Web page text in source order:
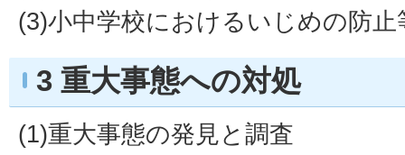
(3)小中学校におけるいじめの防
3 重大事態への対処
(1)重大事態の発見と調査